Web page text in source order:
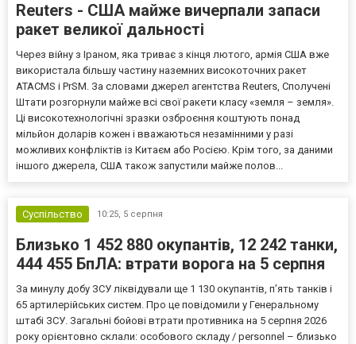
Reuters - США майже вичерпали запаси
ракет великої дальності
Через війну з Іраном, яка триває з кінця лютого, армія США вже
використала більшу частину наземних високоточних ракет
ATACMS і PrSM. За словами джерел агентства Reuters, Сполучені
Штати розгорнули майже всі свої ракети класу «земля – земля».
Ці високотехнологічні зразки озброєння коштують понад
мільйон доларів кожен і вважаються незамінними у разі
можливих конфліктів із Китаєм або Росією. Крім того, за даними
іншого джерела, США також запустили майже полов...
Суспільство 10:25, 5 серпня
Близько 1 452 880 окупантів, 12 242 танки,
444 455 БпЛА: втрати ворога на 5 серпня
За минулу добу ЗСУ ліквідували ще 1 130 окупантів, пʼять танків і
65 артилерійських систем. Про це повідомили у Генеральному
штабі ЗСУ. Загальні бойові втрати противника на 5 серпня 2026
року орієнтовно склали: особового складу / personnel – близько